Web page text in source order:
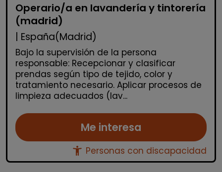
Operario/a en lavandería y tintorería
(madrid)
| España(Madrid)
Bajo la supervisión de la persona
responsable: Recepcionar y clasificar
prendas según tipo de tejido, color y
tratamiento necesario. Aplicar procesos de
limpieza adecuados (lav...
Me interesa
accessibility_new Personas con discapacidad